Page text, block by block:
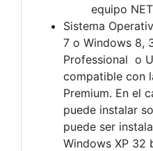
equipo
Sistema
7 o Windows 8,
Professional o
compatible con
Premium. En el
puede instalar
puede ser
Windows XP 32